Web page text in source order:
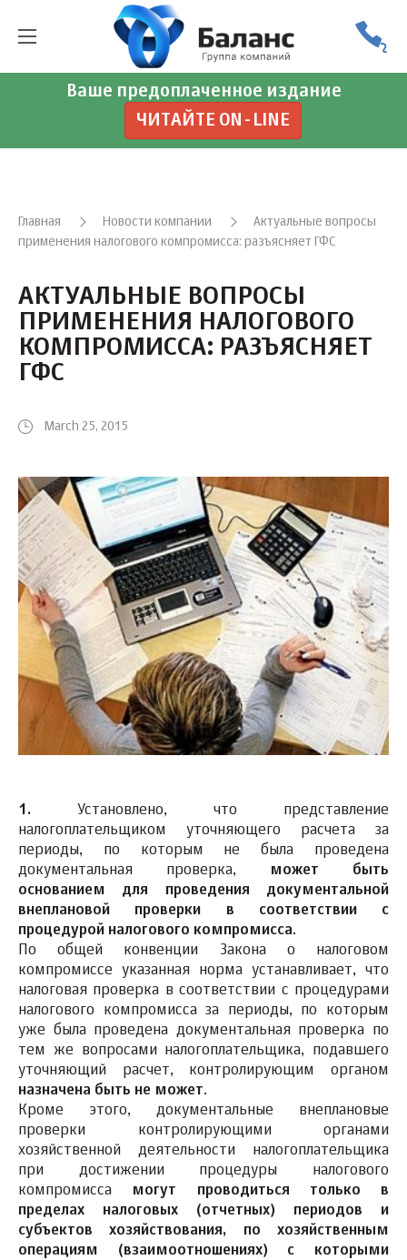
Ваше предоплаченное издание
ЧИТАЙТЕ ON-LINE
Главная Новости компании
Актуальные вопросы
применения налогового компромисса: разъясняет ГФС
АКТУАЛЬНЫЕ ВОПРОСЫ
ПРИМЕНЕНИЯ НАЛОГОВОГО
КОМПРОМИССА: РАЗЪЯСНЯЕТ
ГФС
March 25, 2015
1. Установлено, что представление
налогоплательщиком уточняющего расчета за
периоды, по которым не была проведена
документальная проверка,
может быть
основанием для проведения документальной
внеплановой проверки в соответствии с
процедурой налогового компромисса.
По общей конвенции Закона о налоговом
компромиссе указанная норма устанавливает, что
налоговая проверка в соответствии с процедурами
налогового компромисса за периоды, по которым
уже была проведена документальная проверка по
тем же вопросами налогоплательщика, подавшего
уточняющий расчет, контролирующим органом
назначена быть не может.
Кроме этого, документальные внеплановые
проверки контролирующими органами
хозяйственной деятельности налогоплательщика
при достижении процедуры налогового
компромисса
могут проводиться только в
пределах налоговых (отчетных) периодов и
субъектов хозяйствования, по хозяйственным
операциям (взаимоотношениях) с которыми